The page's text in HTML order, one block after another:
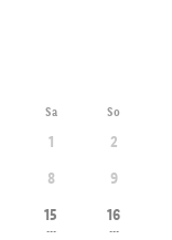
Sa So
1
2
8
9
15
---
16
---